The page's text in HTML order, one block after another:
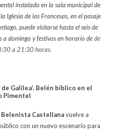
instalado en la sala municipal de
Iglesia de las Francesas, en el pasaje
puede visitarse hasta el seis de
a domingo y festivos en horario dede
a 21:30 horas.
de Galilea’. Belén bíblico en el
Pimentel
Castellanavuelve a
con un nuevo escenario para